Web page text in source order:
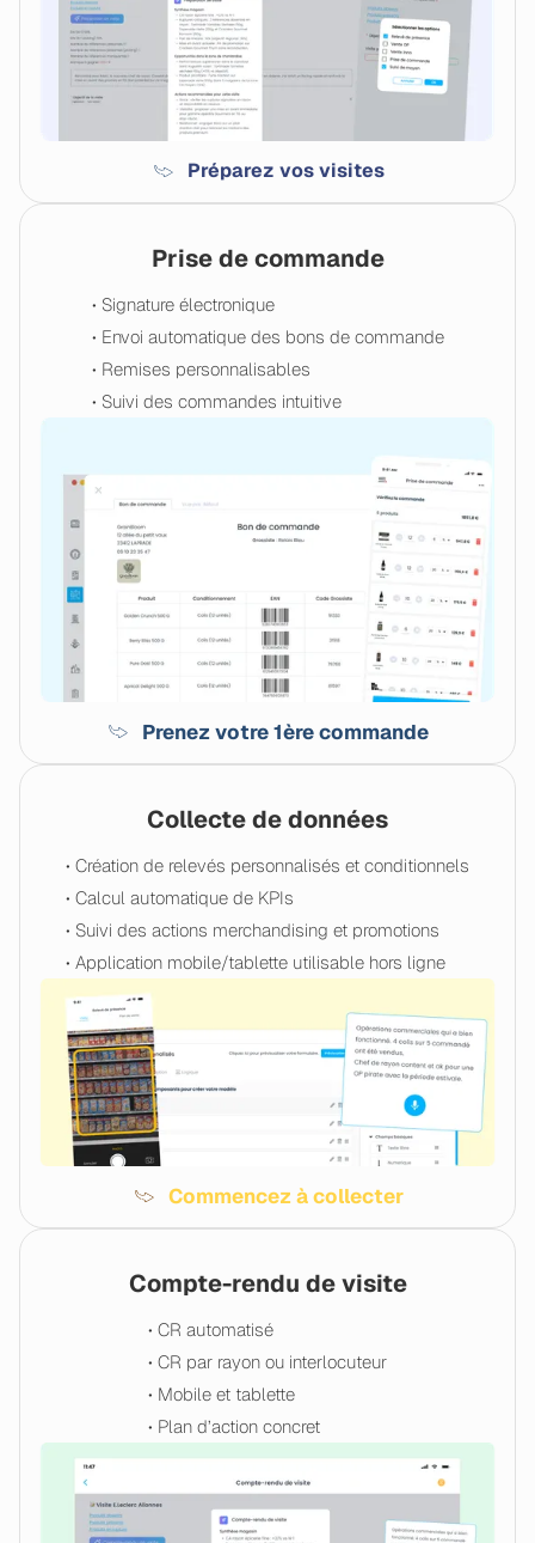
Préparez vos visites
Collecte de données
• Création de relevés personnalisés et conditionnels
• Calcul automatique de KPIs
• Suivi des actions merchandising et promotions
• Application mobile/tablette utilisable hors ligne
Commencez à collecter
Prise de commande
• Signature électronique
• Envoi automatique des bons de commande
• Remises personnalisables
• Suivi des commandes intuitive
Prenez votre 1ère commande
Compte-rendu de visite
• CR automatisé
• CR par rayon ou interlocuteur
• Mobile et tablette
• Plan d’action concret